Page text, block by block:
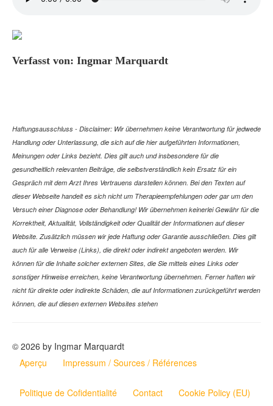
Verfasst von: Ingmar Marquardt
Haftungsausschluss - Disclaimer: Wir übernehmen keine Verantwortung für jedwede
Handlung oder Unterlassung, die sich auf die hier aufgeführten Informationen,
Meinungen oder Links bezieht. Dies gilt auch und insbesondere für die
gesundheitlich relevanten Beiträge, die selbstverständlich kein Ersatz für ein
Gespräch mit dem Arzt Ihres Vertrauens darstellen können. Bei den Texten auf
dieser Webseite handelt es sich nicht um Therapieempfehlungen oder gar um den
Versuch einer Diagnose oder Behandlung! Wir übernehmen keinerlei Gewähr für die
Korrektheit, Aktualität, Vollständigkeit oder Qualität der Informationen auf dieser
Website. Zusätzlich müssen wir jede Haftung oder Garantie ausschließen. Dies gilt
auch für alle Verweise (Links), die direkt oder indirekt angeboten werden. Wir
können für die Inhalte solcher externen Sites, die Sie mittels eines Links oder
sonstiger Hinweise erreichen, keine Verantwortung übernehmen. Ferner haften wir
nicht für direkte oder indirekte Schäden, die auf Informationen zurückgeführt werden
können, die auf diesen externen Websites stehen
© 2026 by Ingmar Marquardt
Aperçu
Impressum / Sources / Références
Politique de Cofidentialité Contact Cookie Policy (EU)